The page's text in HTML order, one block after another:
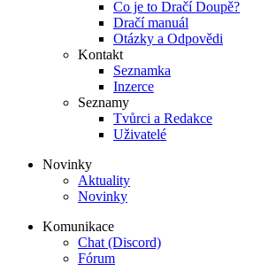
Co je to Dračí Doupě?
Dračí manuál
Otázky a Odpovědi
Kontakt
Seznamka
Inzerce
Seznamy
Tvůrci a Redakce
Uživatelé
Novinky
Aktuality
Novinky
Komunikace
Chat (Discord)
Fórum